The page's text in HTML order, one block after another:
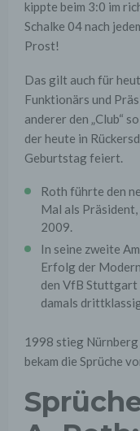
kippte beim 3:0 im
Schalke 04 nach
Prost!
Das gilt auch für
Funktionärs und
anderer den „Club“
der heute in
Geburtstag feiert.
Roth führte den
Mal als
2009.
In seine zweite
Erfolg der
den VfB Stuttgart
damals
1998 stieg Nürnberg
bekam die Sprüche